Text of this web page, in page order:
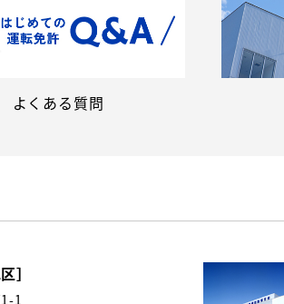
よくある質問
］
1